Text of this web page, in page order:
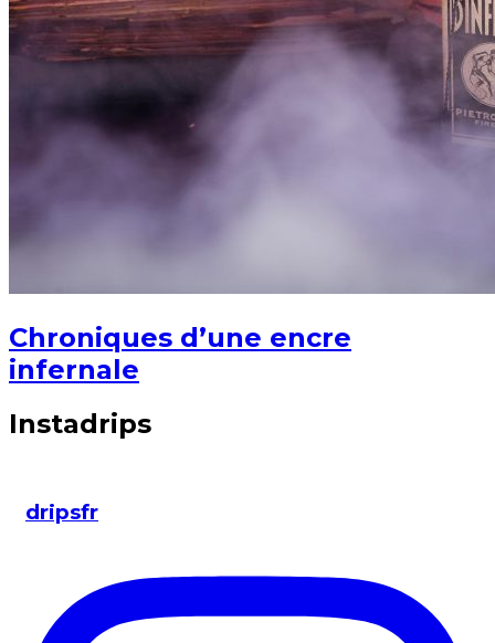
Chroniques d’une encre
infernale
Instadrips
dripsfr